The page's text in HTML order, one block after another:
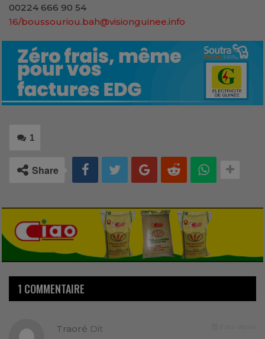
00224 666 90 54
16/boussouriou.bah@visionguinee.info
1
Share
1 COMMENTAIRE
Traoré Dit